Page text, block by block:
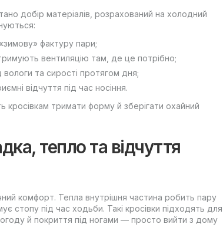
добір матеріалів, розрахований на холодний
фактуру пари;
вентиляцію там, де це потрібно;
та сирості протягом дня;
відчуття під час носіння.
тримати форму й зберігати охайний
тепло та відчуття
комфорт. Тепла внутрішня частина робить пару
стопу під час ходьби. Такі кросівки підходять для
й покриття під ногами — просто вийти з дому